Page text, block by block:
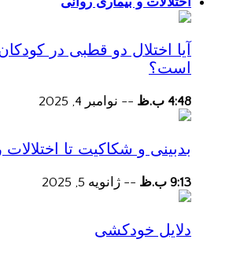
آیا اختلال دو قطبی در
است؟
4:48 ب.ظ -- نوامبر 4, 2025
بدبینی و شکاکیت تا اختلالات
9:13 ب.ظ -- ژانویه 5, 2025
دلایل خودکشی